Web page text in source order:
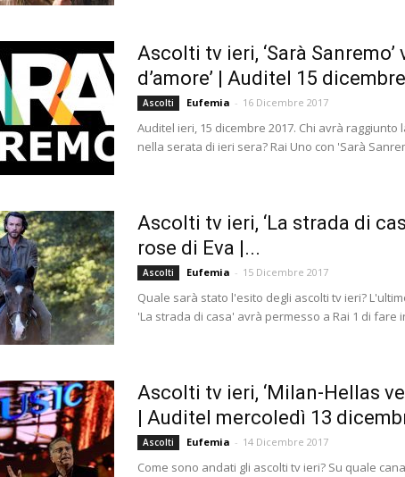
Ascolti tv ieri, ‘Sarà Sanremo’
d’amore’ | Auditel 15 dicembre
Ascolti Eufemia - 16 Dicembre 2017
Auditel ieri, 15 dicembre 2017. Chi avrà
nella serata di ieri sera? Rai Uno con 'Sarà
Ascolti tv ieri, ‘La strada di
rose di Eva |...
Ascolti Eufemia - 15 Dicembre 2017
Quale sarà stato l'esito degli ascolti tv ieri?
'La strada di casa' avrà permesso a Rai 1 di fare
Ascolti tv ieri, ‘Milan-Hellas
| Auditel mercoledì 13
Ascolti Eufemia - 14 Dicembre 2017
Come sono andati gli ascolti tv ieri? Su quale